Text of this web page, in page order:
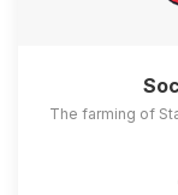
The farming of